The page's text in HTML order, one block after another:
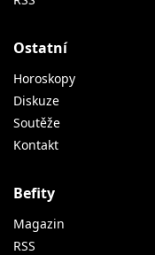
Ostatní
Horoskopy
Diskuze
Soutěže
Kontakt
Befity
Magazin
RSS